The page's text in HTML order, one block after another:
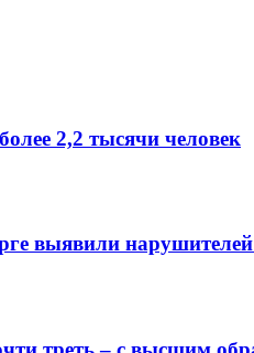
2,2 тысячи человек
выявили нарушителей